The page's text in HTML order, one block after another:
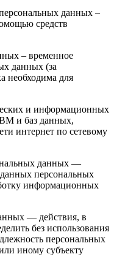
данных –
средств
– временное
данных (за
необходима для
и информационных
и баз данных,
интернет по сетевому
данных —
персональных
информационных
— действия, в
без использования
персональных
иному субъекту